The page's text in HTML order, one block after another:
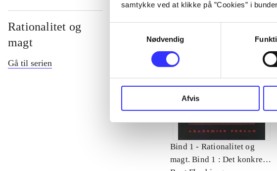
samtykke ved at klikke på ”Cookies” i
Nødvendig
Afvis
Rationalitet og
magt
Gå til serien
Bind 1 - Rationalitet og
magt. Bind 1 : Det konkretes